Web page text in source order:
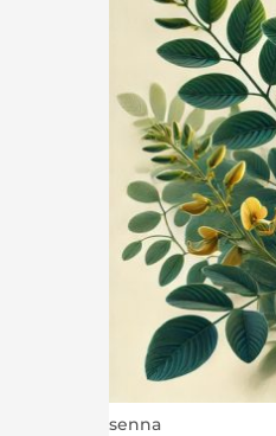
senna